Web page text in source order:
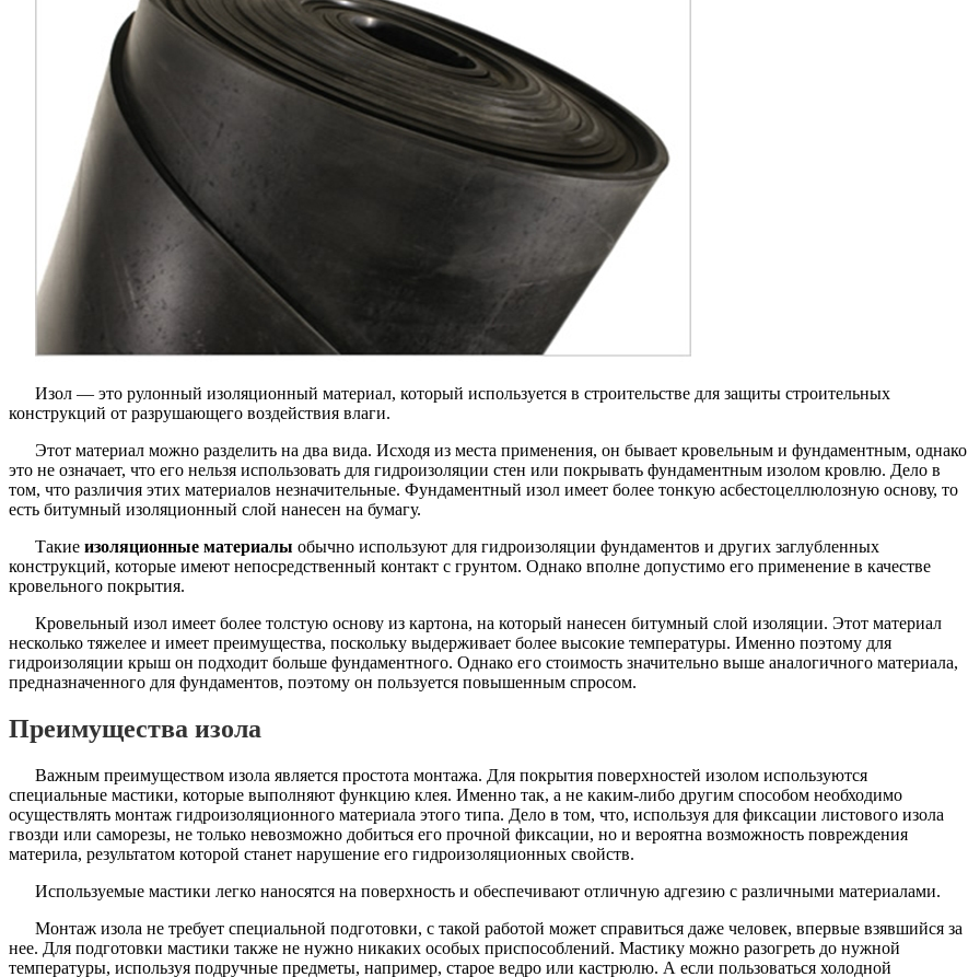
Изол — это рулонный изоляционный материал, который используется в строительстве для защиты строительных
конструкций от разрушающего воздействия влаги.
Этот материал можно разделить на два вида. Исходя из места применения, он бывает кровельным и фундаментным, однако
это не означает, что его нельзя использовать для гидроизоляции стен или покрывать фундаментным изолом кровлю. Дело в
том, что различия этих материалов незначительные. Фундаментный изол имеет более тонкую асбестоцеллюлозную основу, то
есть битумный изоляционный слой нанесен на бумагу.
Такие изоляционные материалы обычно используют для гидроизоляции фундаментов и других заглубленных
конструкций, которые имеют непосредственный контакт с грунтом. Однако вполне допустимо его применение в качестве
кровельного покрытия.
Кровельный изол имеет более толстую основу из картона, на который нанесен битумный слой изоляции. Этот материал
несколько тяжелее и имеет преимущества, поскольку выдерживает более высокие температуры. Именно поэтому для
гидроизоляции крыш он подходит больше фундаментного. Однако его стоимость значительно выше аналогичного материала,
предназначенного для фундаментов, поэтому он пользуется повышенным спросом.
Преимущества изола
Важным преимуществом изола является простота монтажа. Для покрытия поверхностей изолом используются
специальные мастики, которые выполняют функцию клея. Именно так, а не каким-либо другим способом необходимо
осуществлять монтаж гидроизоляционного материала этого типа. Дело в том, что, используя для фиксации листового изола
гвозди или саморезы, не только невозможно добиться его прочной фиксации, но и вероятна возможность повреждения
материла, результатом которой станет нарушение его гидроизоляционных свойств.
Используемые мастики легко наносятся на поверхность и обеспечивают отличную адгезию с различными материалами.
Монтаж изола не требует специальной подготовки, с такой работой может справиться даже человек, впервые взявшийся за
нее. Для подготовки мастики также не нужно никаких особых приспособлений. Мастику можно разогреть до нужной
температуры, используя подручные предметы, например, старое ведро или кастрюлю. А если пользоваться холодной